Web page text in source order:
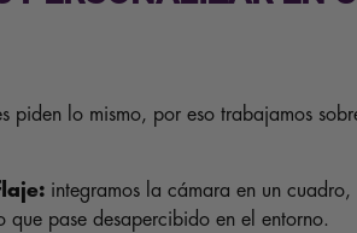
piden lo mismo, por eso trabajamos
integramos la cámara en un
pase desapercibido en el entorno.